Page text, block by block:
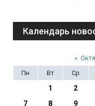
Календарь
«
Пн
Вт Ср
1 2
7
8 9